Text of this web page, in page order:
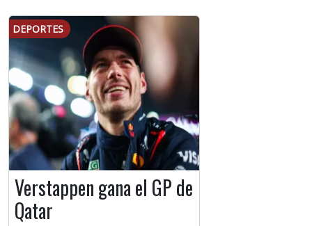
DEPORTES
Verstappen gana el GP de
Qatar